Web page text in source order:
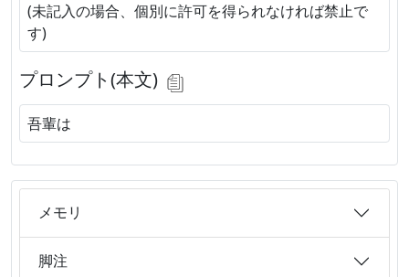
(未記入の場合、個別に許可を得られなければ禁止で
す)
プロンプト(本文)
吾輩は
メモリ
脚注